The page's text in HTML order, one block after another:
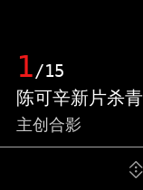
1/15
陈可辛新片杀
主创合影